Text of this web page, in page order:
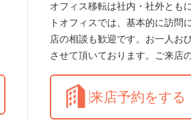
オフィス移転は社内・社外とも
トオフィスでは、基本的に訪問
店の相談も歓迎です。お一人お
させて頂いております。ご来店
来店予約をする